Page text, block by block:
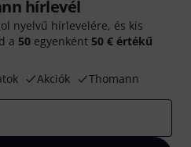
hírlevél
nyelvű hírlevelére, és kis
a 50 egyenként 50 € értékű
Akciók Thomann